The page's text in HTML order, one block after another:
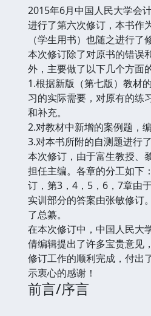
2015年6月中国人民大学会
进行了第六次修订，本书作
（学生用书）也随之进行了
本次修订除了对原书的错误
外，主要做了以下几个方面
1.根据新版（第七版）教材
习的实际需要，对原有的练
和补充。
2.对教材中新增的案例题，
3.对本书所附的自测题进行
本次修订，由于富生教授、
担任主编。各章的分工如下
订，第3，4，5，6，7章由
实训部分的答案由张敏修订
了总纂。
在本次修订中，中国人民大
倩编辑提出了许多宝贵意见
修订工作的顺利完成，付出
示衷心的感谢！
前言/序言